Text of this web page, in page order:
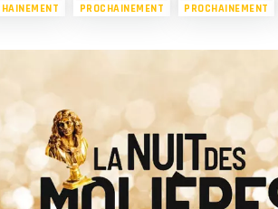
PROCHAINEMENT PROCHAINEMENT